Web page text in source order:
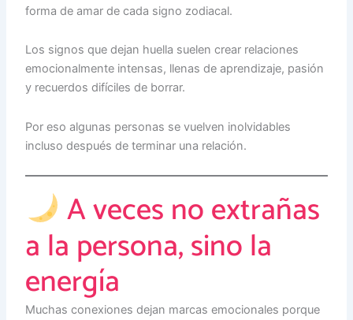
forma de amar de cada signo zodiacal.
Los signos que dejan huella suelen crear relaciones
emocionalmente intensas, llenas de aprendizaje, pasión
y recuerdos difíciles de borrar.
Por eso algunas personas se vuelven inolvidables
incluso después de terminar una relación.
A veces no extrañas
a la persona, sino la
energía
Muchas conexiones dejan marcas emocionales porque